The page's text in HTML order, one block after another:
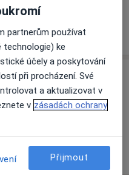
nejsou k dispozici
žádné informace o
partnerům používat
technologie) ke
účely a poskytování
při procházení. Své
a aktualizovat v
v zásadách ochrany
Přijmout